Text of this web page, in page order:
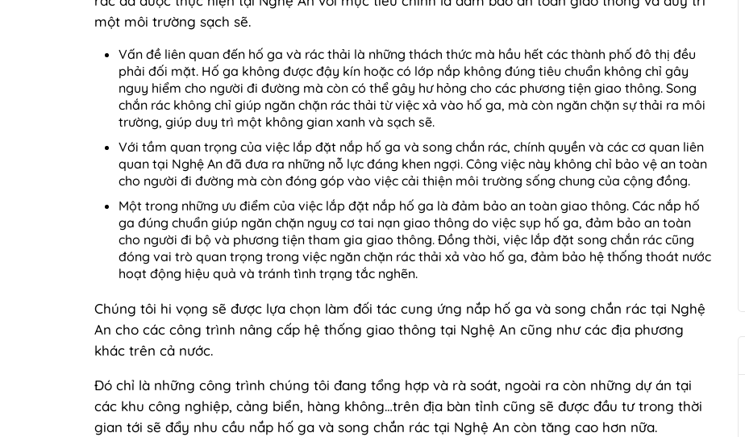
một môi trường sạch sẽ.
Vấn đề liên quan đến hố ga và rác thải là những thách thức mà hầu hết các thành phố đô thị đều
phải đối mặt. Hố ga không được đậy kín hoặc có lớp nắp không đúng tiêu chuẩn không chỉ gây
nguy hiểm cho người đi đường mà còn có thể gây hư hỏng cho các phương tiện giao thông. Song
chắn rác không chỉ giúp ngăn chặn rác thải từ việc xả vào hố ga, mà còn ngăn chặn sự thải ra môi
trường, giúp duy trì một không gian xanh và sạch sẽ.
Với tầm quan trọng của việc lắp đặt nắp hố ga và song chắn rác, chính quyền và các cơ quan liên
quan tại Nghệ An đã đưa ra những nỗ lực đáng khen ngợi. Công việc này không chỉ bảo vệ an toàn
cho người đi đường mà còn đóng góp vào việc cải thiện môi trường sống chung của cộng đồng.
Một trong những ưu điểm của việc lắp đặt nắp hố ga là đảm bảo an toàn giao thông. Các nắp hố
ga đúng chuẩn giúp ngăn chặn nguy cơ tai nạn giao thông do việc sụp hố ga, đảm bảo an toàn
cho người đi bộ và phương tiện tham gia giao thông. Đồng thời, việc lắp đặt song chắn rác cũng
đóng vai trò quan trọng trong việc ngăn chặn rác thải xả vào hố ga, đảm bảo hệ thống thoát nước
hoạt động hiệu quả và tránh tình trạng tắc nghẽn.
Chúng tôi hi vọng sẽ được lựa chọn làm đối tác cung ứng nắp hố ga và song chắn rác tại Nghệ
An cho các công trình nâng cấp hệ thống giao thông tại Nghệ An cũng như các địa phương
khác trên cả nước.
Đó chỉ là những công trình chúng tôi đang tổng hợp và rà soát, ngoài ra còn những dự án tại
các khu công nghiệp, cảng biển, hàng không…trên địa bàn tỉnh cũng sẽ được đầu tư trong thời
gian tới sẽ đẩy nhu cầu nắp hố ga và song chắn rác tại Nghệ An còn tăng cao hơn nữa.